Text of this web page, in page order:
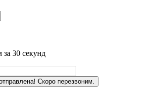
30 секунд
Скоро перезвоним.